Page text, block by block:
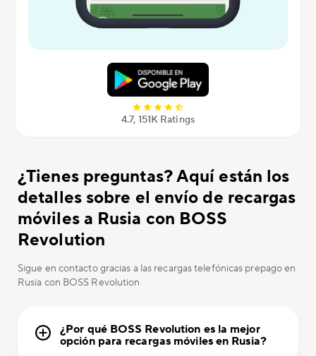
4.7, 151K Ratings
¿Tienes preguntas? Aquí están los
detalles sobre el envío de recargas
móviles a Rusia con BOSS
Revolution
Sigue en contacto gracias a las recargas telefónicas prepago en
Rusia con BOSS Revolution
¿Por qué BOSS Revolution es la mejor
opción para recargas móviles en Rusia?